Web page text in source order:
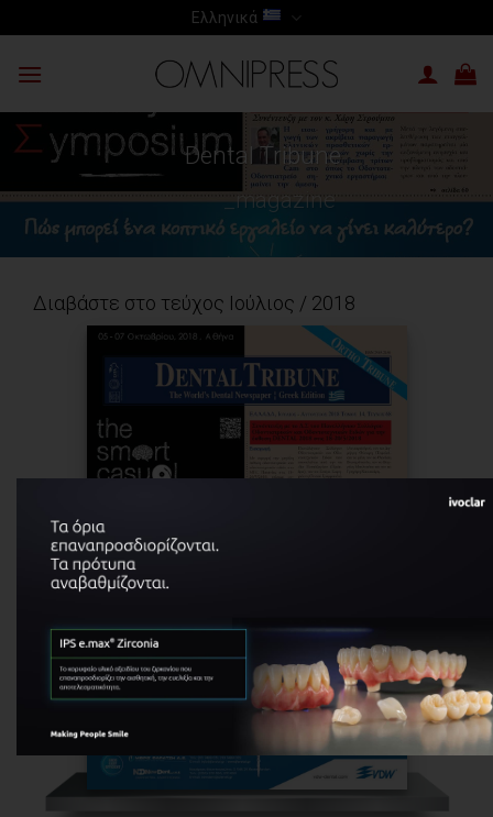
to
content
Ελληνικά
Dental Tribune
_magazine
Διαβάστε στο τεύχος Ιούλιος / 2018